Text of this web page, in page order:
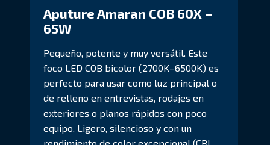
Aputure Amaran COB 60X –
65W
Pequeño, potente y muy versátil. Este
foco LED COB bicolor (2700K–6500K) es
perfecto para usar como luz principal o
de relleno en entrevistas, rodajes en
exteriores o planos rápidos con poco
equipo. Ligero, silencioso y con un